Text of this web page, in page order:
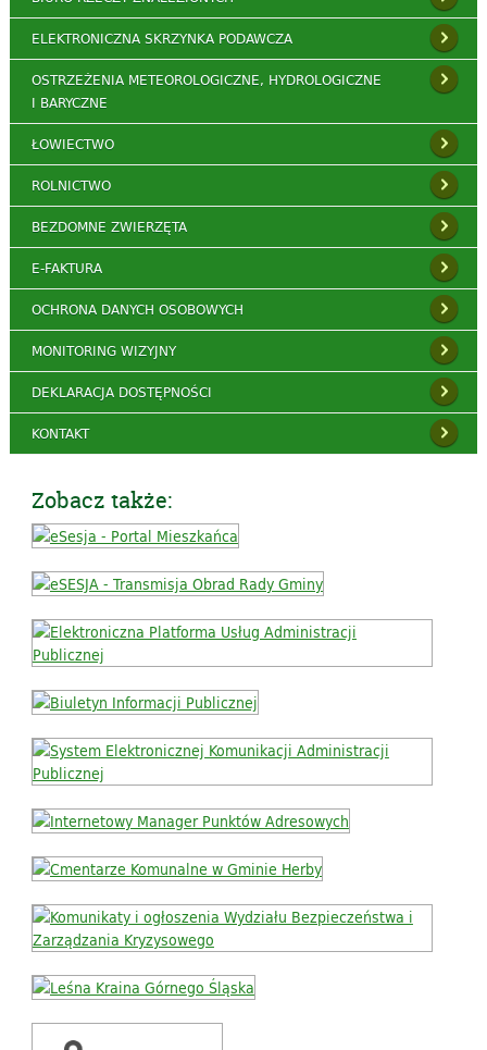
ELEKTRONICZNA SKRZYNKA PODAWCZA
OSTRZEŻENIA METEOROLOGICZNE, HYDROLOGICZNE
I BARYCZNE
ŁOWIECTWO
ROLNICTWO
BEZDOMNE ZWIERZĘTA
E-FAKTURA
OCHRONA DANYCH OSOBOWYCH
MONITORING WIZYJNY
DEKLARACJA DOSTĘPNOŚCI
KONTAKT
Zobacz także: